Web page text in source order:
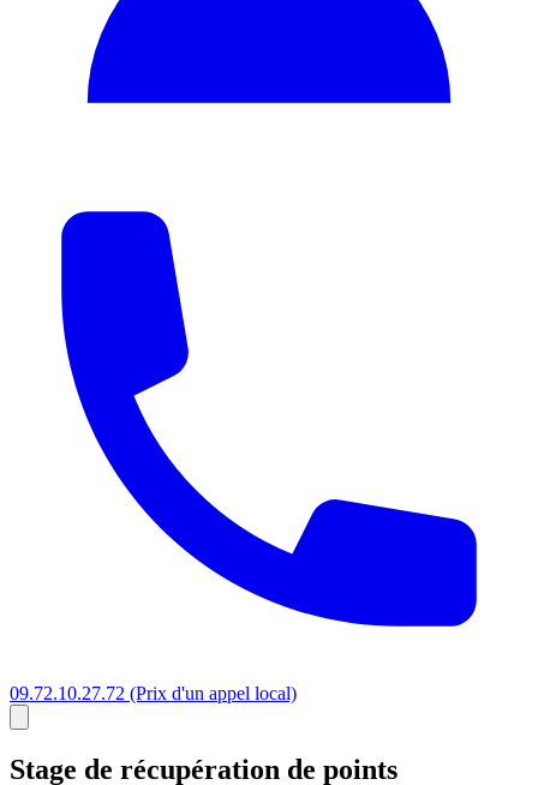
09.72.10.27.72 (Prix d'un appel local)
Stage de récupération de points